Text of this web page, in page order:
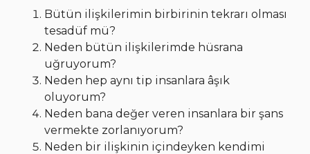
Bütün ilişkilerimin birbirinin tekrarı olması
tesadüf mü?
Neden bütün ilişkilerimde hüsrana
uğruyorum?
Neden hep aynı tip insanlara âşık
oluyorum?
Neden bana değer veren insanlara bir şans
vermekte zorlanıyorum?
Neden bir ilişkinin içindeyken kendimi